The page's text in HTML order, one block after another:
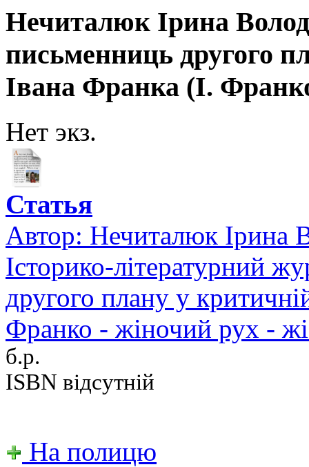
Нечиталюк Ірина
письменниць другого
Івана Франка (І.
Нет экз.
Статья
Автор: Нечиталюк Ірина
Історико-літературний
другого плану у
Франко - жіночий рух -
б.р.
ISBN відсутній
На полицю